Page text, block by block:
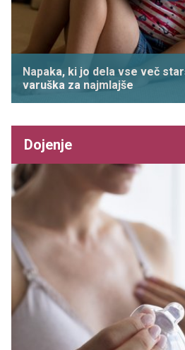
Napaka, ki jo dela vse več
varuška za najmlajše
Dojenje